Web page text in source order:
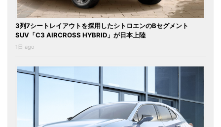
3列7シートレイアウトを採用したシトロエンのBセグメント
SUV「C3 AIRCROSS HYBRID」が日本上陸
1日 ago